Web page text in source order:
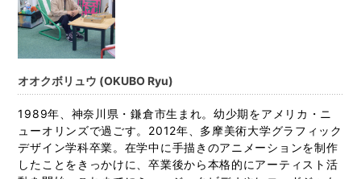
オオクボリュウ (OKUBO Ryu)
1989年、神奈川県・鎌倉市生まれ。幼少期をアメリカ・ニ
ューオリンズで過ごす。2012年、多摩美術大学グラフィック
デザイン学科卒業。在学中に手描きのアニメーションを制作
したことをきっかけに、卒業後から本格的にアーティスト活